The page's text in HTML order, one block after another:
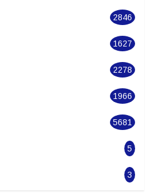
551
20396
2846
1627
2278
1966
5681